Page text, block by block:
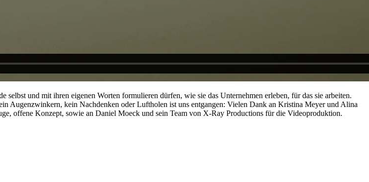
und mit ihren eigenen Worten formulieren dürfen, wie sie das Unternehmen erleben, für das sie arbeiten.
Augenzwinkern, kein Nachdenken oder Luftholen ist uns entgangen: Vielen Dank an Kristina Meyer und Alina
offene Konzept, sowie an Daniel Moeck und sein Team von X-Ray Productions für die Videoproduktion.